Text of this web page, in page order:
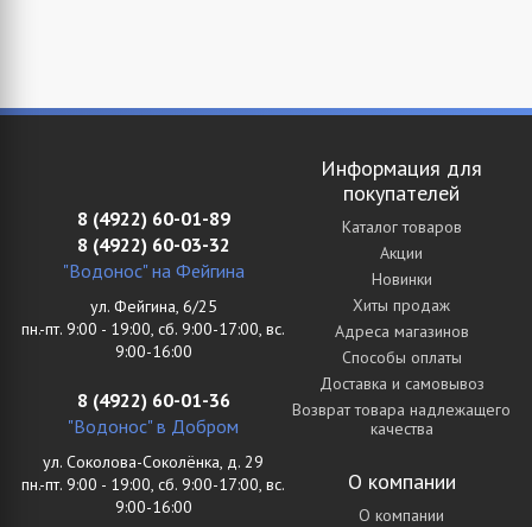
8 (4922) 60-01-89
8 (4922) 60-03-32
"Водонос" на Фейгина
ул. Фейгина, 6/25
пн.-пт. 9:00 - 19:00, сб. 9:00-17:00, вс.
9:00-16:00
8 (4922) 60-01-36
"Водонос" в Добром
ул. Соколова-Соколёнка, д. 29
пн.-пт. 9:00 - 19:00, сб. 9:00-17:00, вс.
9:00-16:00
Информация для
покупателей
Каталог товаров
Акции
Новинки
Хиты продаж
Адреса магазинов
Способы оплаты
Доставка и самовывоз
Возврат товара надлежащего
качества
О компании
О компании